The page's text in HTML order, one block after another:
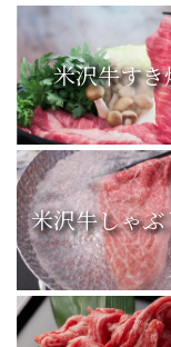
米沢牛す
米沢牛しゃ